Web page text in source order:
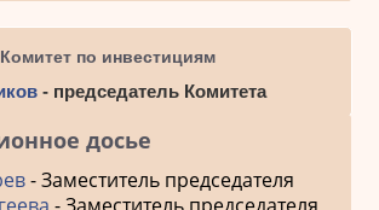
Комитет по инвестициям
- председатель Комитета
досье
- Заместитель председателя